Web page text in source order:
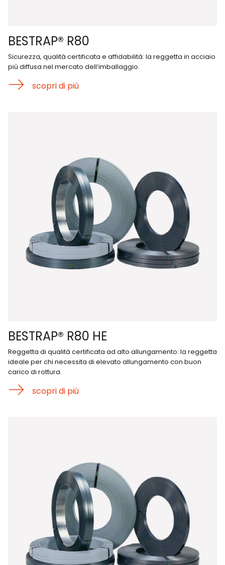
BESTRAP® R80
Sicurezza, qualità certificata e affidabilità: la reggetta in acciaio
più diffusa nel mercato dell’imballaggio.
scopri di più
BESTRAP® R80 HE
Reggetta di qualità certificata ad alto allungamento: la reggetta
ideale per chi necessita di elevato allungamento con buon
carico di rottura.
scopri di più